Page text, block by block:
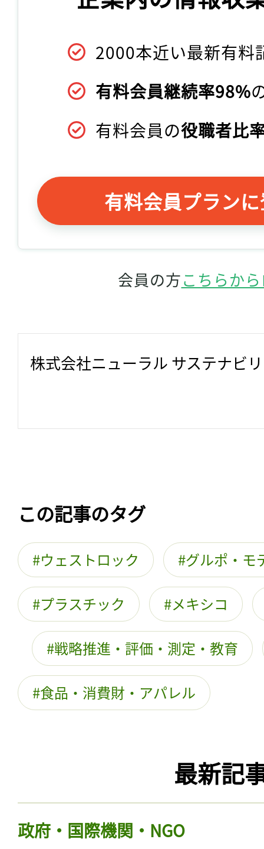
2000本近い最新有料
有料会員継続率98%
有料会員の役職者比
有料会員プラン
会員の方こちらか
株式会社ニューラル サステナビ
この記事のタグ
ウェストロック グルポ・モ
プラスチック メキシコ
戦略推進・評価・測定・教育
食品・消費財・アパレル
最新記
政府・国際機関・NGO